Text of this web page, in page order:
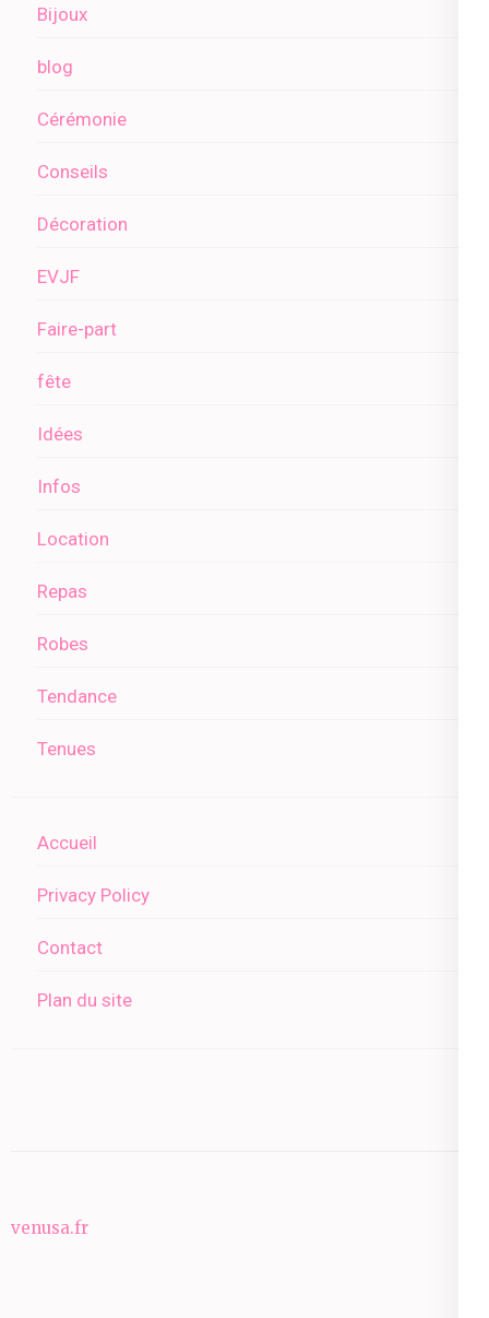
Bijoux
blog
Cérémonie
Conseils
Décoration
EVJF
Faire-part
fête
Idées
Infos
Location
Repas
Robes
Tendance
Tenues
Accueil
Privacy Policy
Contact
Plan du site
venusa.fr